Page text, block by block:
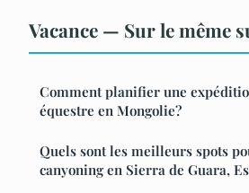
Vacance — Sur le même
Comment planifier une
équestre en Mongolie?
Quels sont les meilleurs spots
canyoning en Sierra de Guara,